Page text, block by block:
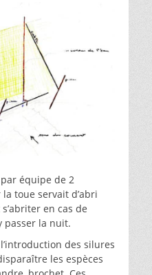
équipe de 2
toue servait d’abri
en cas de
passer la nuit.
des silures
les espèces